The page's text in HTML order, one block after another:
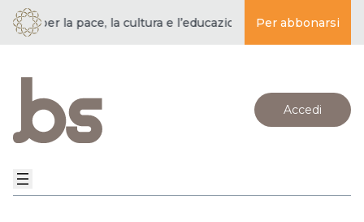
la pace, la cultura e l’educazione ·BUDDISMO E SOCIETÀ
Per abbonarsi
Accedi